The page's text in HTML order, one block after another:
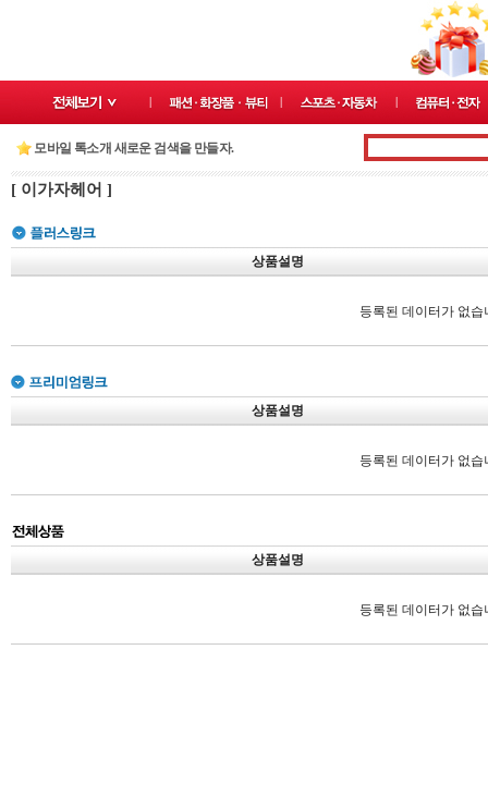
모바일 톡소개 새로운 검색을 만들자.
[ 이가자헤어 ]
상품설명
등록된 데이터가 없습
상품설명
등록된 데이터가 없습
상품설명
등록된 데이터가 없습